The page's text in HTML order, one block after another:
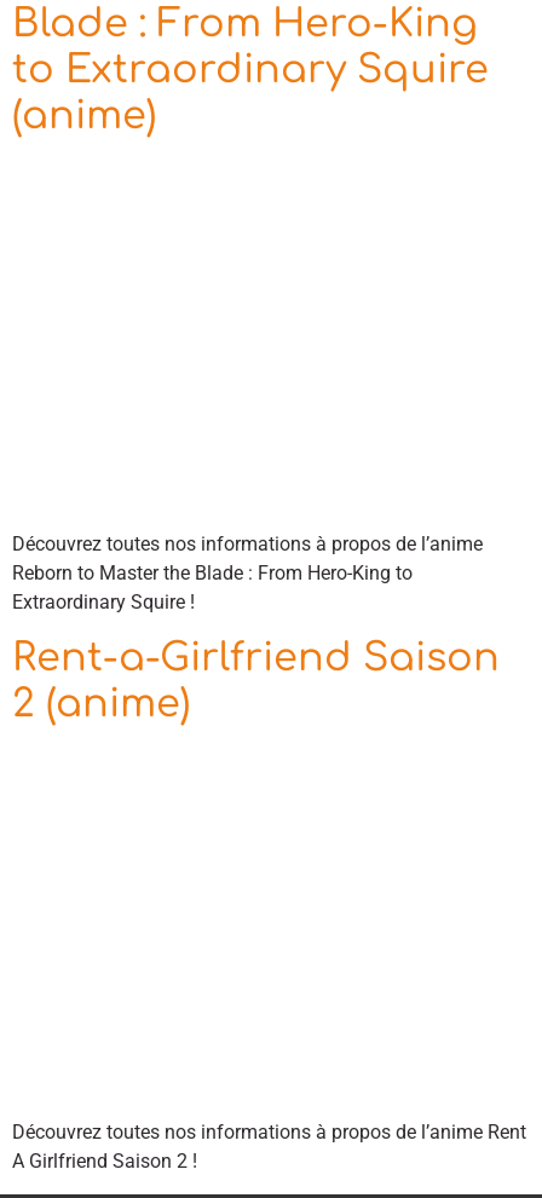
Blade : From Hero-King
to Extraordinary Squire
(anime)
Découvrez toutes nos informations à propos de l’anime
Reborn to Master the Blade : From Hero-King to
Extraordinary Squire !
Rent-a-Girlfriend Saison
2 (anime)
Découvrez toutes nos informations à propos de l’anime Rent
A Girlfriend Saison 2 !